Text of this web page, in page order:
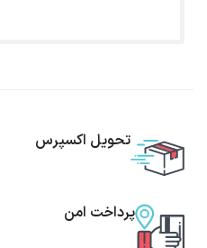
تحویل اکسپرس
پرداخت امن